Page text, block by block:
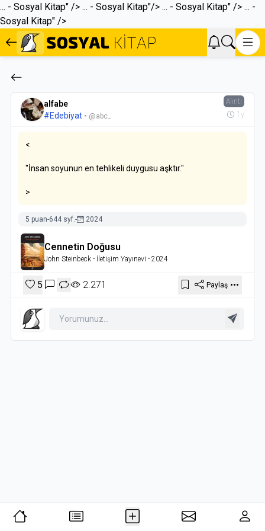
... - Sosyal Kitap" /> ... - Sosyal Kitap"/> ... - Sosyal Kitap" /> ... -
Sosyal Kitap" />
alfabe
#Edebiyat - @abc_
Alıntı
1y
<
"İnsan soyunun en tehlikeli duygusu aşktır."
>
5 puan-644 syf.- 2024
Cennetin Doğusu
John Steinbeck- İletişim Yayınevi - 2024
5 2.271 Paylaş